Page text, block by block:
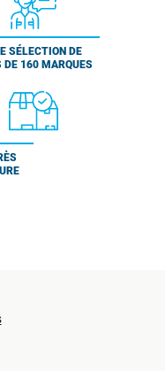
SÉLECTION DE
DE 160 MARQUES